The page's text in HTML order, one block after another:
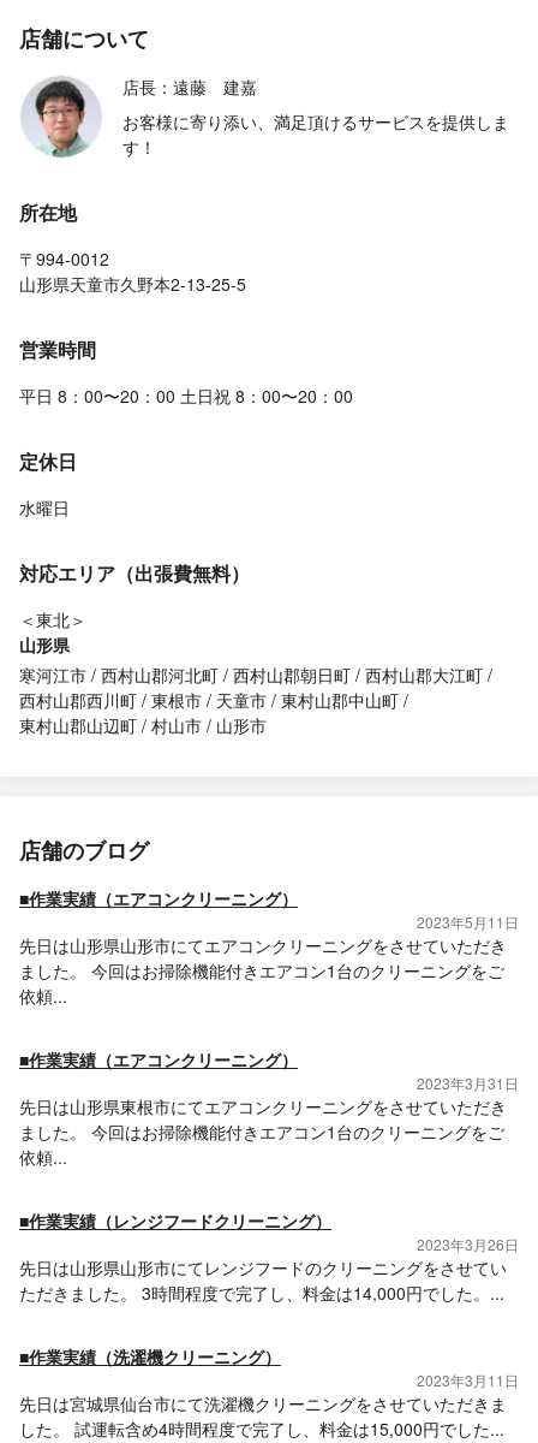
店舗について
店長：遠藤 建嘉
お客様に寄り添い、満足頂けるサービスを提供しま
す！
所在地
〒994-0012
山形県天童市久野本2-13-25-5
営業時間
平日 8：00〜20：00 土日祝 8：00〜20：00
定休日
水曜日
対応エリア（出張費無料）
＜東北＞
山形県
寒河江市 西村山郡河北町 西村山郡朝日町 西村山郡大江町
西村山郡西川町 東根市 天童市 東村山郡中山町
東村山郡山辺町 村山市 山形市
店舗のブログ
■作業実績（エアコンクリーニング）
2023年5月11日
先日は山形県山形市にてエアコンクリーニングをさせていただき
ました。 今回はお掃除機能付きエアコン1台のクリーニングをご
依頼...
■作業実績（エアコンクリーニング）
2023年3月31日
先日は山形県東根市にてエアコンクリーニングをさせていただき
ました。 今回はお掃除機能付きエアコン1台のクリーニングをご
依頼...
■作業実績（レンジフードクリーニング）
2023年3月26日
先日は山形県山形市にてレンジフードのクリーニングをさせてい
ただきました。 3時間程度で完了し、料金は14,000円でした。...
■作業実績（洗濯機クリーニング）
2023年3月11日
先日は宮城県仙台市にて洗濯機クリーニングをさせていただきま
した。 試運転含め4時間程度で完了し、料金は15,000円でした...